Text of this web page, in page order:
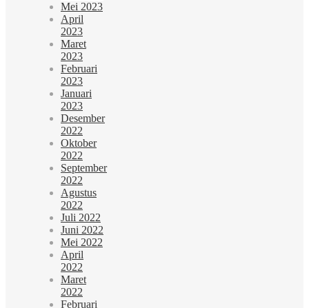
Mei 2023
April
2023
Maret
2023
Februari
2023
Januari
2023
Desember
2022
Oktober
2022
September
2022
Agustus
2022
Juli 2022
Juni 2022
Mei 2022
April
2022
Maret
2022
Februari